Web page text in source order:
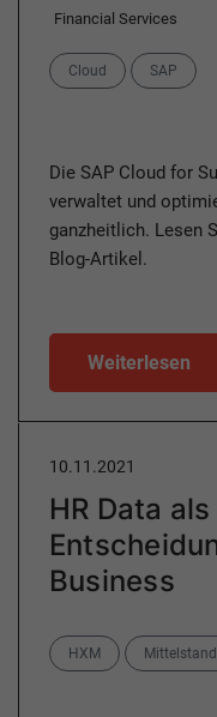
Financial Services
Categories
Cloud SAP
Die SAP Cloud for
verwaltet und
ganzheitlich. Lesen
Blog-Artikel.
Weiterlesen
10.11.2021
HR Data als
Business
Categories
HXM Mittelstand